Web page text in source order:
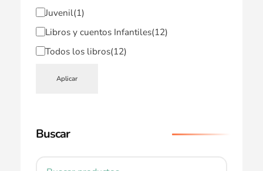
Juvenil(1)
Libros y cuentos Infantiles(12)
Todos los libros(12)
Aplicar
Buscar